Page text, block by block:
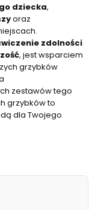
dziecka,
oraz
zdolności
, jest wsparciem
grzybków
zestawów tego
grzybków to
dla Twojego